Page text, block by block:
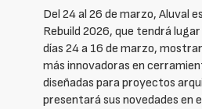
Del 24 al 26 de marzo, Aluval
Rebuild 2026, que tendrá
días 24 a 16 de marzo,
más innovadoras en
diseñadas para proyectos
presentará sus novedades en